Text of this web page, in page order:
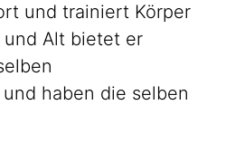
und trainiert Körper
und Alt bietet er
haben die selben